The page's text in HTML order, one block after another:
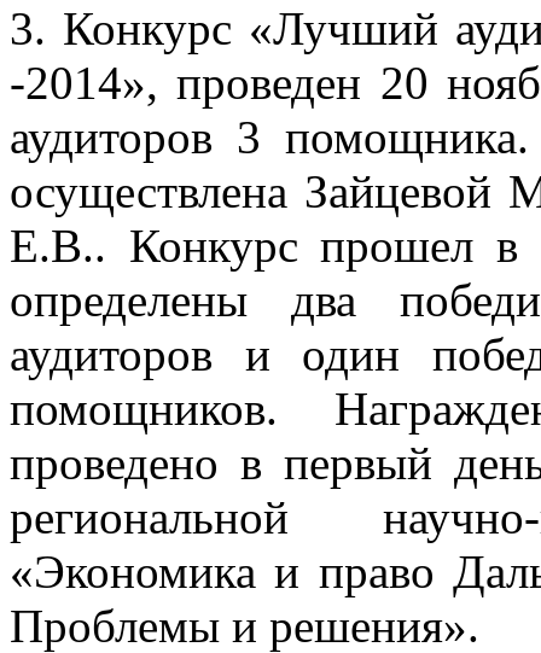
3. Конкурс «Лучший
-2014», проведен 20
аудиторов 3 помощника.
осуществлена
Е.В.. Конкурс прошел
определены два
аудиторов и один
помощников.
проведено в первый
региональной
«Экономика и право
Проблемы и решения».